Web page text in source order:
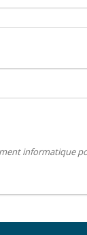
informatique